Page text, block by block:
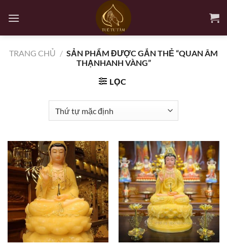
qua
TRANG CHỦ / SẢN PHẨM ĐƯỢC GẮN THẺ “QUAN ÂM
THẠNHANH VÀNG”
LỌC